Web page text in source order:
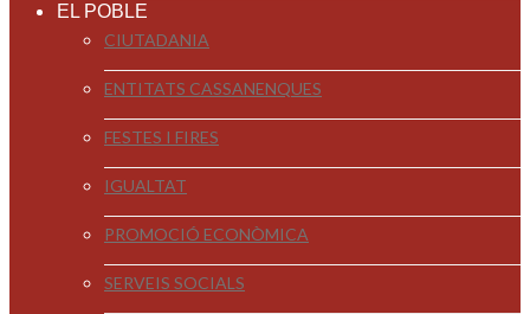
EL POBLE
CIUTADANIA
ENTITATS CASSANENQUES
FESTES I FIRES
IGUALTAT
PROMOCIÓ ECONÒMICA
SERVEIS SOCIALS